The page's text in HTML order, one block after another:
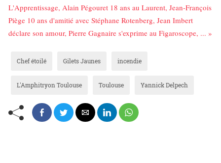
L'Apprentissage, Alain Pégouret 18 ans au Laurent, Jean-François
Piège 10 ans d'amitié avec Stéphane Rotenberg, Jean Imbert
déclare son amour, Pierre Gagnaire s'exprime au Figaroscope, ... »
Chef étoilé Gilets Jaunes incendie
L'Amphitryon Toulouse Toulouse Yannick Delpech